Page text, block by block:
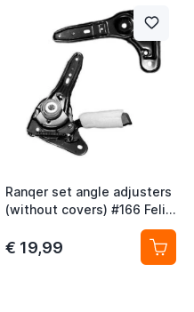
Ranqer set angle adjusters
(without covers) #166 Felix
€ 19,99